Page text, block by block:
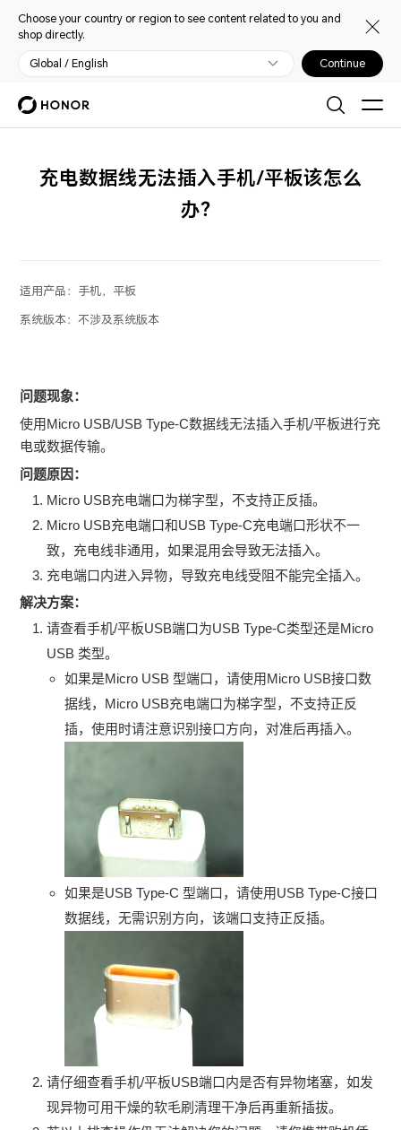
Choose your country or region to see content related to you and
shop directly.
Global / English Continue
充电数据线无法插入手机/平板该怎么
办？
适用产品： 手机，平板
系统版本：不涉及系统版本
问题现象：
使用Micro USB/USB Type-C数据线无法插入手机/平板进行充
电或数据传输。
问题原因：
Micro USB充电端口为梯字型，不支持正反插。
Micro USB充电端口和USB Type-C充电端口形状不一
致，充电线非通用，如果混用会导致无法插入。
充电端口内进入异物，导致充电线受阻不能完全插入。
解决方案：
请查看手机/平板USB端口为USB Type-C类型还是Micro
USB 类型。
如果是Micro USB 型端口，请使用Micro USB接口数
据线，Micro USB充电端口为梯字型，不支持正反
插，使用时请注意识别接口方向，对准后再插入。
如果是USB Type-C 型端口，请使用USB Type-C接口
数据线，无需识别方向，该端口支持正反插。
请仔细查看手机/平板USB端口内是否有异物堵塞，如发
现异物可用干燥的软毛刷清理干净后再重新插拔。